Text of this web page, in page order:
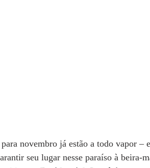
novembro já estão a todo vapor –
seu lugar nesse paraíso à beira-